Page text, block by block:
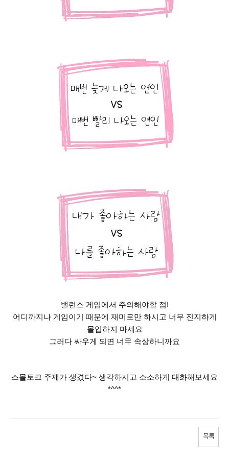
밸런스 게임에서 주의해야할 점!
어디까지나 게임이기 때문에 재미로만 하시고 너무 진지하게
몰입하지 마세요
그러다 싸우게 되면 너무 속상하니까요
스몰토크 주제가 생겼다~ 생각하시고 소소하게 대화해보세요
*^^*
목록